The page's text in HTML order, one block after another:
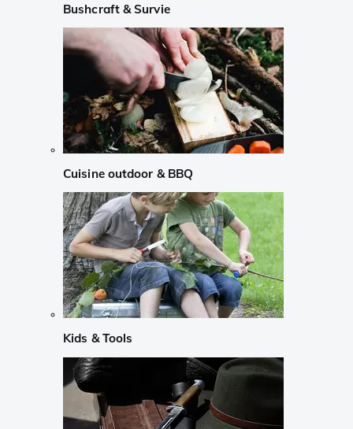
Bushcraft & Survie
Cuisine outdoor & BBQ
Kids & Tools